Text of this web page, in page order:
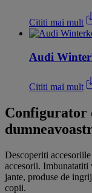
Cititi mai mult
Audi
Cititi mai mult
Configurator
Descoperiti
accesorii. Imbunatatiti
jante, produse de
copii.